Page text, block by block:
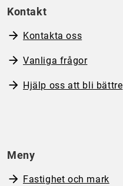
Kontakt
Kontakta oss
Vanliga frågor
Hjälp oss att bli bättre
Meny
Fastighet och mark